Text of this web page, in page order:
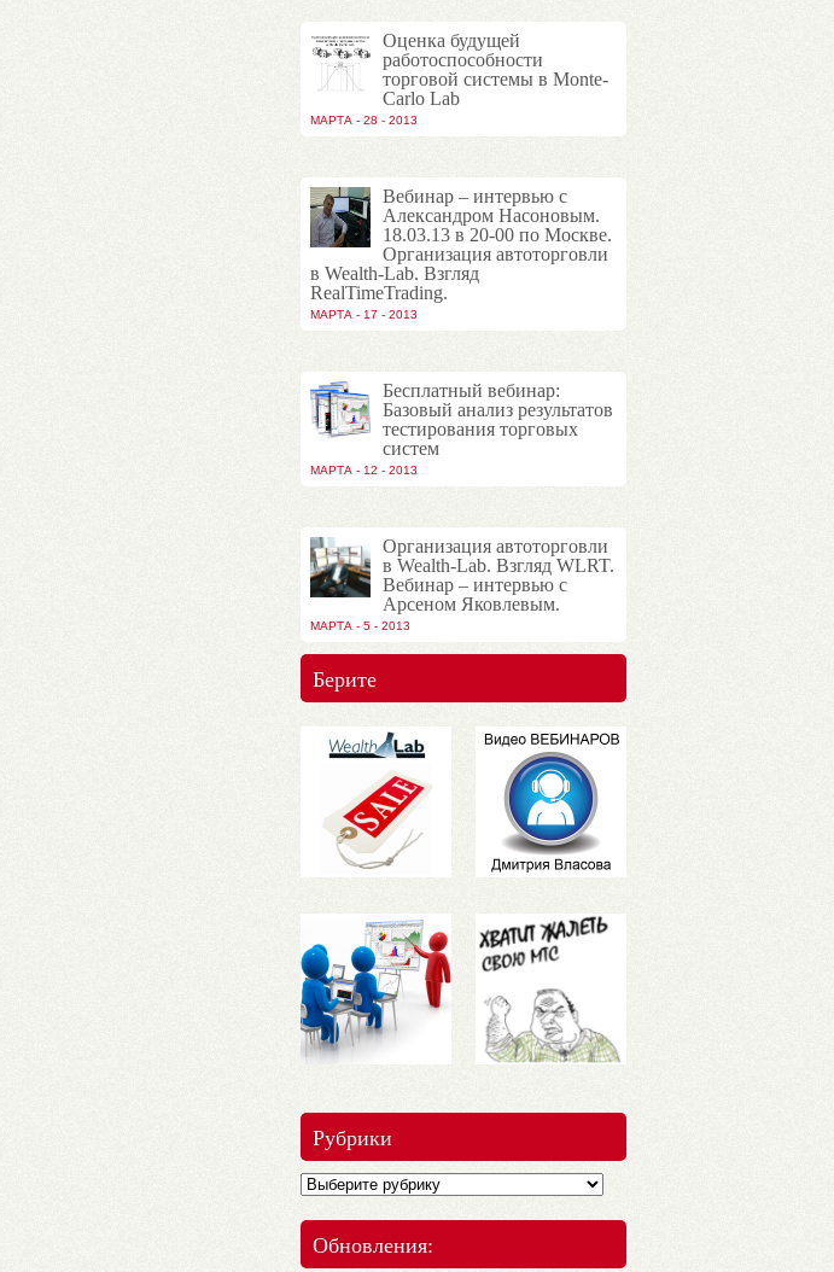
Оценка будущей
работоспособности
торговой системы в Monte-
Carlo Lab
МАРТА - 28 - 2013
Вебинар – интервью с
Александром Насоновым.
18.03.13 в 20-00 по Москве.
Организация автоторговли
в Wealth-Lab. Взгляд
RealTimeTrading.
МАРТА - 17 - 2013
Бесплатный вебинар:
Базовый анализ результатов
тестирования торговых
систем
МАРТА - 12 - 2013
Организация автоторговли
в Wealth-Lab. Взгляд WLRT.
Вебинар – интервью с
Арсеном Яковлевым.
МАРТА - 5 - 2013
Берите
Рубрики
Обновления: